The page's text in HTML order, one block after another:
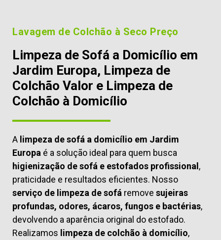
Lavagem de Colchão à Seco Preço
Limpeza de Sofá a Domicílio em
Jardim Europa, Limpeza de
Colchão Valor e Limpeza de
Colchão à Domicílio
A limpeza de sofá a domicílio em Jardim
Europa é a solução ideal para quem busca
higienização de sofá e estofados profissional,
praticidade e resultados eficientes. Nosso
serviço de limpeza de sofá remove sujeiras
profundas, odores, ácaros, fungos e bactérias,
devolvendo a aparência original do estofado.
Realizamos limpeza de colchão à domicílio,